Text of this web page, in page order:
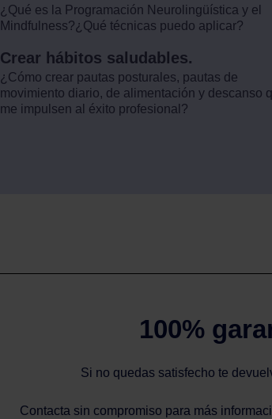
¿Qué es la Programación Neurolingüística y el
Mindfulness?¿Qué técnicas puedo aplicar?
Crear hábitos saludables.
¿Cómo crear pautas posturales, pautas de
movimiento diario, de alimentación y descanso
me impulsen al éxito profesional?
100%
Si no quedas satisfecho te
Contacta sin compromiso para más